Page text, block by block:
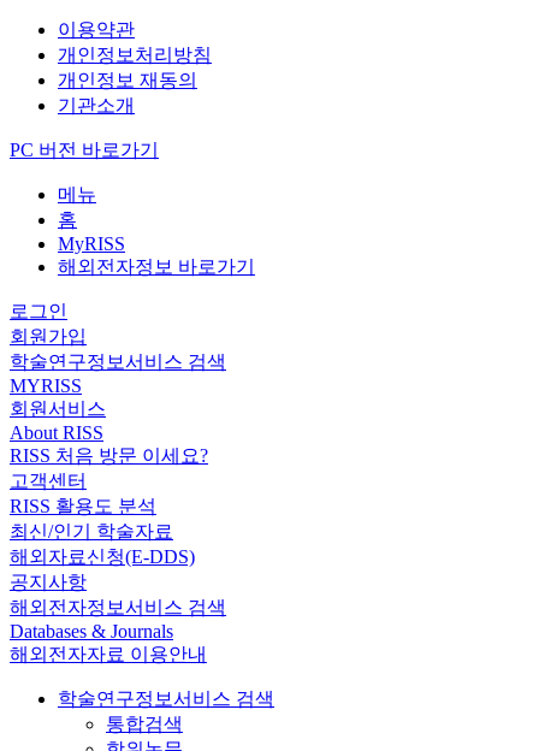
이용약관
개인정보처리방침
개인정보 재동의
기관소개
PC 버전 바로가기
메뉴
홈
MyRISS
해외전자정보 바로가기
로그인
회원가입
학술연구정보서비스 검색
MYRISS
회원서비스
About RISS
RISS 처음 방문 이세요?
고객센터
RISS 활용도 분석
최신/인기 학술자료
해외자료신청(E-DDS)
공지사항
해외전자정보서비스 검색
Databases & Journals
해외전자자료 이용안내
학술연구정보서비스 검색
통합검색